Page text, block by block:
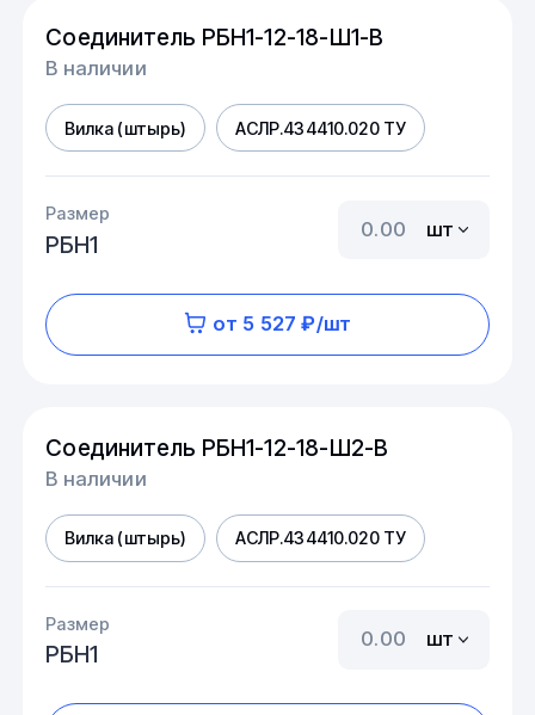
Соединитель РБН1-12-18-Ш1-В
В наличии
Вилка (штырь) АСЛР.434410.020 ТУ
Размер
РБН1
шт
от 5 527 ₽/шт
Соединитель РБН1-12-18-Ш2-В
В наличии
Вилка (штырь) АСЛР.434410.020 ТУ
Размер
РБН1
шт